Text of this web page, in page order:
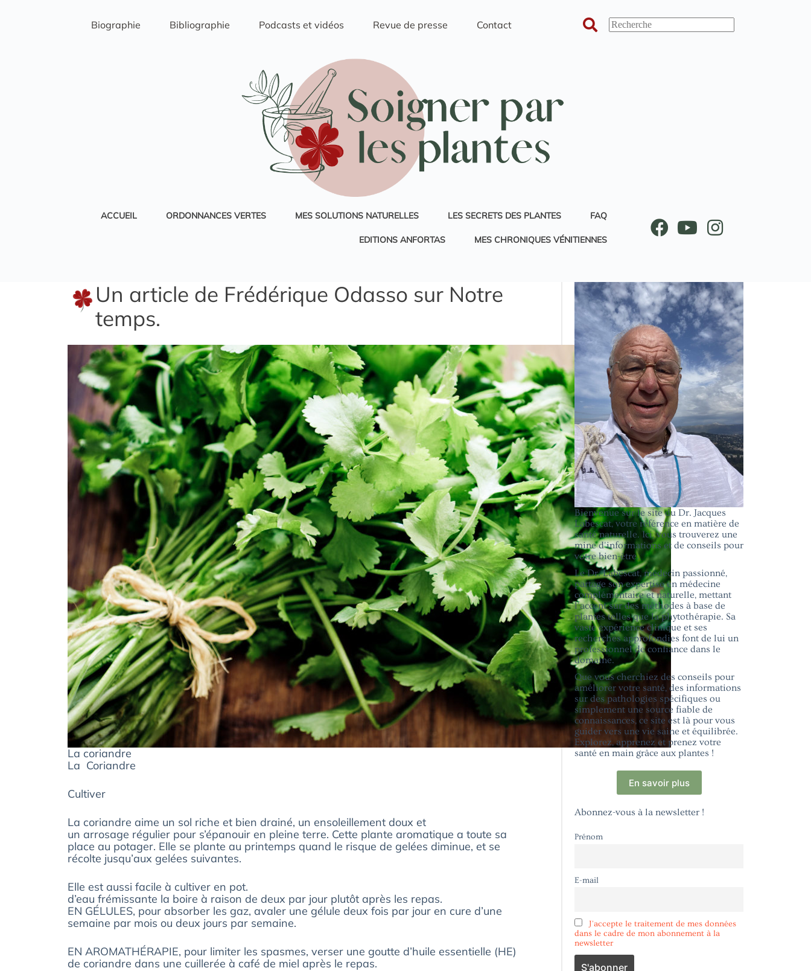
Biographie Bibliographie Podcasts et vidéos Revue de presse Contact
ACCUEIL ORDONNANCES VERTES MES SOLUTIONS NATURELLES LES SECRETS DES PLANTES FAQ
EDITIONS ANFORTAS MES CHRONIQUES VÉNITIENNES
Un article de Frédérique Odasso sur Notre
temps.
La coriandre
La Coriandre
Cultiver
La coriandre aime un sol riche et bien drainé, un ensoleillement doux et
un arrosage régulier pour s’épanouir en pleine terre. Cette plante aromatique a toute sa
place au potager. Elle se plante au printemps quand le risque de gelées diminue, et se
récolte jusqu’aux gelées suivantes.
Elle est aussi facile à cultiver en pot.
d’eau frémissante la boire à raison de deux par jour plutôt après les repas.
EN GÉLULES, pour absorber les gaz, avaler une gélule deux fois par jour en cure d’une
semaine par mois ou deux jours par semaine.
EN AROMATHÉRAPIE, pour limiter les spasmes, verser une goutte d’huile essentielle (HE)
de coriandre dans une cuillerée à café de miel après le repas.
Bienvenue sur le site du Dr. Jacques
Labescat, votre référence en matière de
santé naturelle. Ici, vous trouverez une
mine d'informations et de conseils pour
votre bien-être.
Le Dr. Labescat, médecin passionné,
partage son expertise en médecine
complémentaire et naturelle, mettant
l'accent sur des méthodes à base de
plantes telles que la phytothérapie. Sa
vaste expérience clinique et ses
recherches approfondies font de lui un
professionnel de confiance dans le
domaine.
Que vous cherchiez des conseils pour
améliorer votre santé, des informations
sur des pathologies spécifiques ou
simplement une source fiable de
connaissances, ce site est là pour vous
guider vers une vie saine et équilibrée.
Explorez, apprenez et prenez votre
santé en main grâce aux plantes !
En savoir plus
Abonnez-vous à la newsletter !
Prénom
E-mail
J'accepte le traitement de mes données
dans le cadre de mon abonnement à la
newsletter